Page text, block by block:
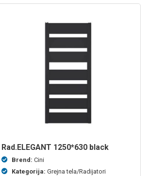
rad.ELEGANT 1250*630 black
Brend: Cini
Kategorija: Grejna tela/Radijatori